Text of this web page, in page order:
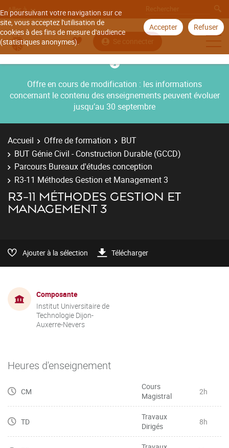
En poursuivant votre navigation sur ce
site, vous acceptez l'utilisation de
cookies à des fins de mesure d'audience
(statistiques anonymes).
Accepter Refuser
Aller à
Se connecter
Offre en cours de modification : les informations
concernant le contenu des enseignements peuvent évoluer
jusqu’au 30 septembre
Accueil Offre de formation
BUT
BUT Génie Civil - Construction Durable (GCCD)
Parcours Bureaux d'études conception
R3-11 Méthodes Gestion et Management 3
R3-11 MÉTHODES GESTION ET
MANAGEMENT 3
Ajouter à la sélection Télécharger
Composante
Institut Universitaire de
Technologie Dijon-
Auxerre-Nevers
Heures d'enseignement
CM
Cours
Magistral
2h
TD
Travaux
Dirigés
8h